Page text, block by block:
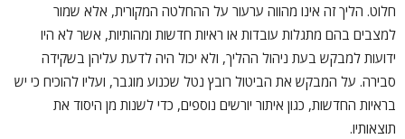
חלוט. הליך זה אינו מהווה ערעור על ההחלטה המקורית, אלא שמור
למצבים בהם מתגלות עובדות או ראיות חדשות ומהותיות, אשר לא היו
ידועות למבקש בעת ניהול ההליך, ולא יכול היה לדעת עליהן בשקידה
סבירה. על המבקש את הביטול רובץ נטל שכנוע מוגבר, ועליו להוכיח כי יש
בראיות החדשות, כגון איתור יורשים נוספים, כדי לשנות מן היסוד את
תוצאותיו.